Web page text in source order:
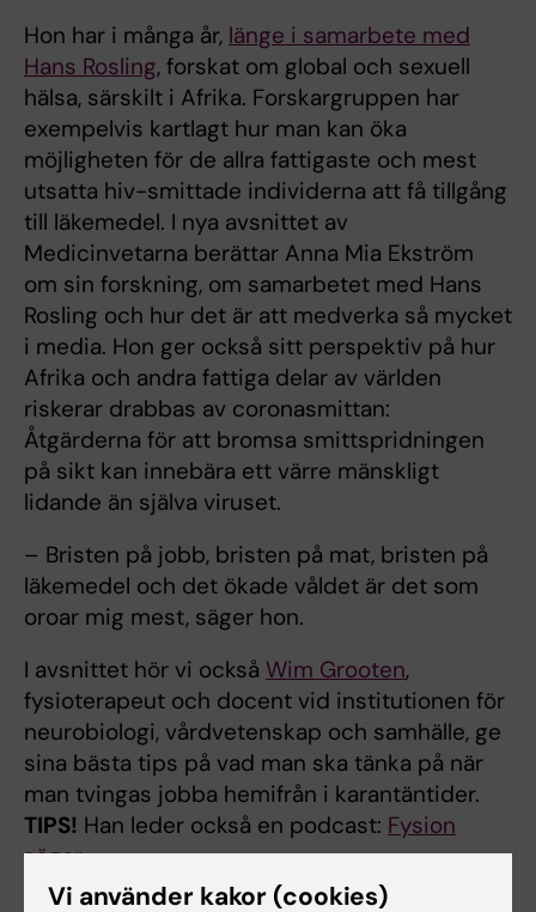
Hon har i många år, länge i samarbete med
Hans Rosling, forskat om global och sexuell
hälsa, särskilt i Afrika. Forskargruppen har
exempelvis kartlagt hur man kan öka
möjligheten för de allra fattigaste och mest
utsatta hiv-smittade individerna att få tillgång
till läkemedel. I nya avsnittet av
Medicinvetarna berättar Anna Mia Ekström
om sin forskning, om samarbetet med Hans
Rosling och hur det är att medverka så mycket
i media. Hon ger också sitt perspektiv på hur
Afrika och andra fattiga delar av världen
riskerar drabbas av coronasmittan:
Åtgärderna för att bromsa smittspridningen
på sikt kan innebära ett värre mänskligt
lidande än själva viruset.
– Bristen på jobb, bristen på mat, bristen på
läkemedel och det ökade våldet är det som
oroar mig mest, säger hon.
I avsnittet hör vi också Wim Grooten,
fysioterapeut och docent vid institutionen för
neurobiologi, vårdvetenskap och samhälle, ge
sina bästa tips på vad man ska tänka på när
man tvingas jobba hemifrån i karantäntider.
TIPS! Han leder också en podcast: Fysion
säger...
Vi använder kakor (cookies)